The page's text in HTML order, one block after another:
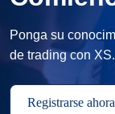
Ponga su
de trading con XS.
Registrarse ahora